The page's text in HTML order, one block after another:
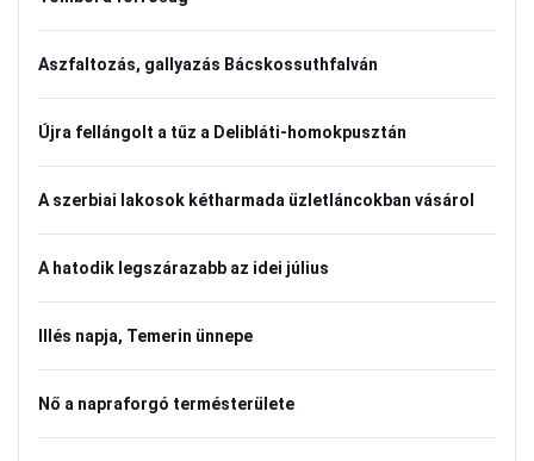
Aszfaltozás, gallyazás Bácskossuthfalván
Újra fellángolt a tűz a Delibláti-homokpusztán
A szerbiai lakosok kétharmada üzletláncokban vásárol
A hatodik legszárazabb az idei július
Illés napja, Temerin ünnepe
Nő a napraforgó termésterülete